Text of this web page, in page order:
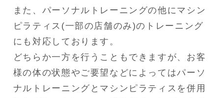
また、パーソナルトレーニングの他にマシン
ピラティス(一部の店舗のみ)のトレーニング
にも対応しております。
どちらか一方を行うこともできますが、お客
様の体の状態やご要望などによってはパーソ
ナルトレーニングとマシンピラティスを併用